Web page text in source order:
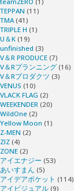
TEPPAN (11)
TMA(41)
TRIPLE H (1)
U＆K (19)
unfinished (3)
V＆R PRODUCE (7)
V＆Rプランニング (16)
V＆Rプロダクツ (3)
VENUS (10)
VLACK FLAG (2)
WEEKENDER (20)
WildOne (2)
Yellow Moon (1)
Z-MEN (2)
ZIZ (4)
ZONE (2)
アイエナジー (53)
あいすまん (5)
アイデアポケット (114)
アイビジュアル (9)